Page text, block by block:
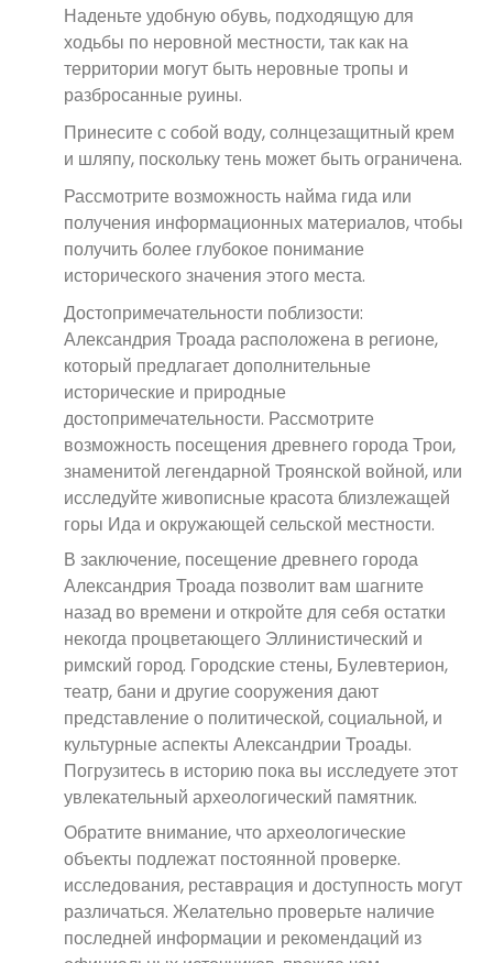
Наденьте удобную обувь, подходящую для
ходьбы по неровной местности, так как на
территории могут быть неровные тропы и
разбросанные руины.
Принесите с собой воду, солнцезащитный крем
и шляпу, поскольку тень может быть ограничена.
Рассмотрите возможность найма гида или
получения информационных материалов, чтобы
получить более глубокое понимание
исторического значения этого места.
Достопримечательности поблизости:
Александрия Троада расположена в регионе,
который предлагает дополнительные
исторические и природные
достопримечательности. Рассмотрите
возможность посещения древнего города Трои,
знаменитой легендарной Троянской войной, или
исследуйте живописные красота близлежащей
горы Ида и окружающей сельской местности.
В заключение, посещение древнего города
Александрия Троада позволит вам шагните
назад во времени и откройте для себя остатки
некогда процветающего Эллинистический и
римский город. Городские стены, Булевтерион,
театр, бани и другие сооружения дают
представление о политической, социальной, и
культурные аспекты Александрии Троады.
Погрузитесь в историю пока вы исследуете этот
увлекательный археологический памятник.
Обратите внимание, что археологические
объекты подлежат постоянной проверке.
исследования, реставрация и доступность могут
различаться. Желательно проверьте наличие
последней информации и рекомендаций из